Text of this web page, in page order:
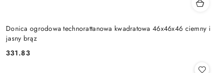
Donica ogrodowa technorattanowa kwadratowa 46x46x46 ciemny i
jasny brąz
Cena:
331.83